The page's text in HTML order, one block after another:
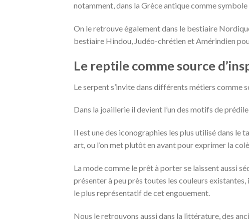
notamment, dans la Grèce antique comme
On le retrouve également dans le bestiaire
bestiaire Hindou, Judéo-chrétien et Amérindien
Le reptile comme source
Le serpent s’invite dans différents métiers comme
Dans la joaillerie il devient l’un des motifs de
Il est une des iconographies les plus utilisé dans
art, ou l’on met plutôt en avant pour exprimer la
La mode comme le prêt à porter se laissent aussi
présenter à peu près toutes les couleurs
le plus représentatif de cet engouement.
Nous le retrouvons aussi dans la littérature, des